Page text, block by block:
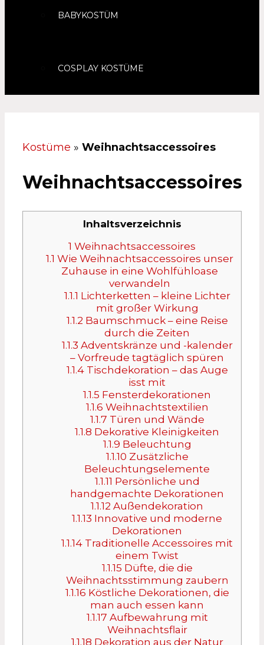
BABYKOSTÜM
COSPLAY KOSTÜME
Kostüme » Weihnachtsaccessoires
Weihnachtsaccessoires
Inhaltsverzeichnis
1 Weihnachtsaccessoires
1.1 Wie Weihnachtsaccessoires unser
Zuhause in eine Wohlfühloase
verwandeln
1.1.1 Lichterketten – kleine Lichter
mit großer Wirkung
1.1.2 Baumschmuck – eine Reise
durch die Zeiten
1.1.3 Adventskränze und -kalender
– Vorfreude tagtäglich spüren
1.1.4Tischdekoration – das Auge
isst mit
1.1.5 Fensterdekorationen
1.1.6 Weihnachtstextilien
1.1.7 Türen und Wände
1.1.8 Dekorative Kleinigkeiten
1.1.9 Beleuchtung
1.1.10 Zusätzliche
Beleuchtungselemente
1.1.11 Persönliche und
handgemachte Dekorationen
1.1.12 Außendekoration
1.1.13 Innovative und moderne
Dekorationen
1.1.14 Traditionelle Accessoires mit
einem Twist
1.1.15 Düfte, die die
Weihnachtsstimmung zaubern
1.1.16 Köstliche Dekorationen, die
man auch essen kann
1.1.17 Aufbewahrung mit
Weihnachtsflair
1.1.18 Dekoration aus der Natur